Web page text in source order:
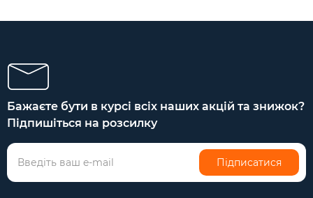
Бажаєте бути в курсі всіх наших акцій та знижок?
Підпишіться на розсилку
Підписатися